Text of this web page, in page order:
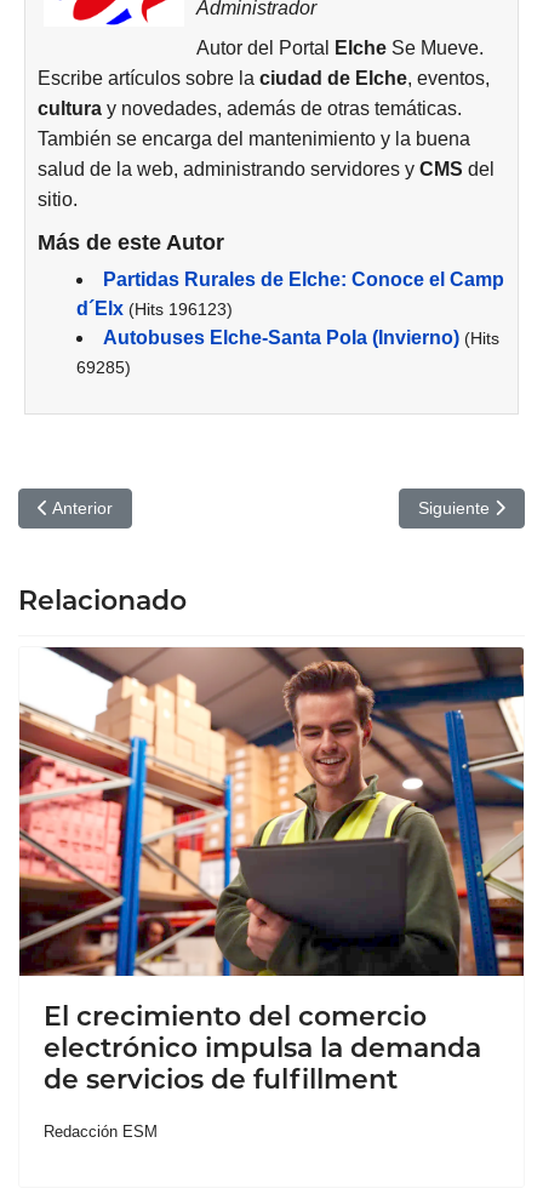
Administrador
Autor del Portal
ElcheSe Mueve.
Escribe artículos sobre la ciudad de Elche, eventos,
cultura y novedades, además de otras temáticas.
También se encarga del mantenimiento y la buena
salud de la web, administrando servidores y CMS del
sitio.
Más de este Autor
Partidas Rurales de Elche: Conoce el Camp
d´Elx (Hits 196123)
Autobuses Elche-Santa Pola (Invierno) (Hits
69285)
Artículo anterior: Descubre el Fascinante Mundo de la
Anterior Artículo
Siguiente
Relacionado
El crecimiento del comercio
electrónico impulsa la demanda
de servicios de fulfillment
Redacción ESM